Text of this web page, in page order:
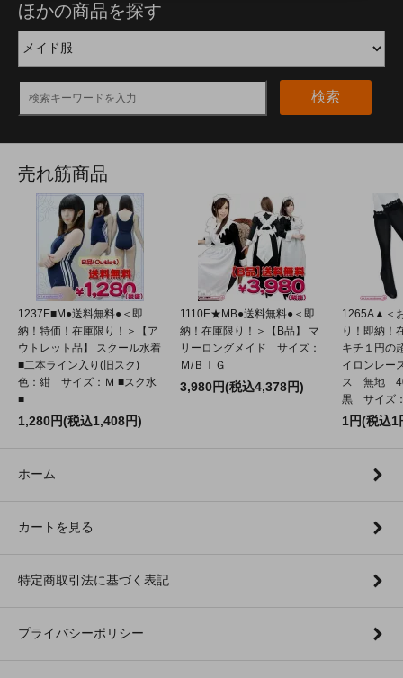
ほかの商品を探す
検索
売れ筋商品
1237E■M●送料無料●＜即
納！特価！在庫限り！＞【ア
ウトレット品】 スクール水着
■二本ライン入り(旧スク)
色：紺 サイズ：Ｍ ■スク水
■
1,280円(税込1,408円)
1110E★MB●送料無料●＜即
納！在庫限り！＞【B品】 マ
リーロングメイド サイズ：
Ｍ/ＢＩＧ
3,980円(税込4,378円)
1265A▲＜
り！即納！
キチ１円の
イロンレー
ス 無地
黒 サイズ
1円(税込1
ホーム
カートを見る
特定商取引法に基づく表記
プライバシーポリシー